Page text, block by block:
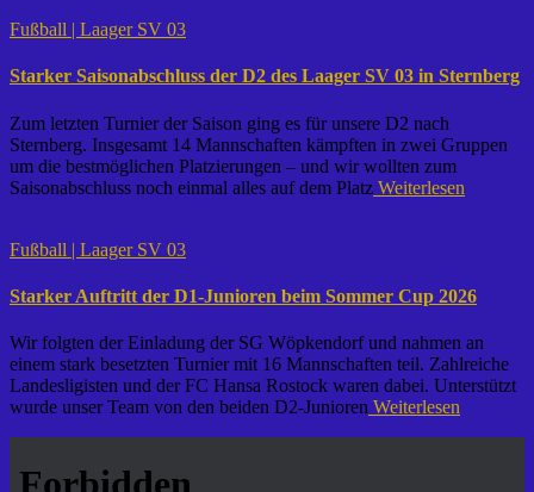
Fußball | Laager SV 03
Starker Saisonabschluss der D2 des Laager SV 03 in Sternberg
Zum letzten Turnier der Saison ging es für unsere D2 nach
Sternberg. Insgesamt 14 Mannschaften kämpften in zwei Gruppen
um die bestmöglichen Platzierungen – und wir wollten zum
Saisonabschluss noch einmal alles auf dem Platz Weiterlesen
Fußball | Laager SV 03
Starker Auftritt der D1-Junioren beim Sommer Cup 2026
Wir folgten der Einladung der SG Wöpkendorf und nahmen an
einem stark besetzten Turnier mit 16 Mannschaften teil. Zahlreiche
Landesligisten und der FC Hansa Rostock waren dabei. Unterstützt
wurde unser Team von den beiden D2-Junioren Weiterlesen